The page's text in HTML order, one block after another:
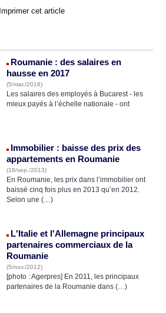
Imprimer cet article
Roumanie : des salaires en
hausse en 2017
(5/mar./2018)
Les salaires des employés à Bucarest - les
mieux payés à l’échelle nationale - ont
Immobilier : baisse des prix des
appartements en Roumanie
(18/sep./2013)
En Roumanie, les prix dans l’immobilier ont
baissé cinq fois plus en 2013 qu’en 2012.
Selon une (…)
L'Italie et l'Allemagne principaux
partenaires commerciaux de la
Roumanie
(5/nov./2012)
[photo : Agerpres] En 2011, les principaux
partenaires de la Roumanie dans (…)